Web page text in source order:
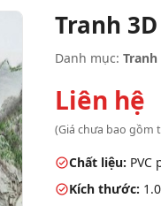
Tranh
Danh mục: Tranh
Liên hệ
(Giá chưa bao gồm
Chất liệu: PVC
Kích thước: